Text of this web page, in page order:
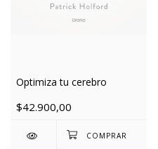
Optimiza tu cerebro
$42.900,00